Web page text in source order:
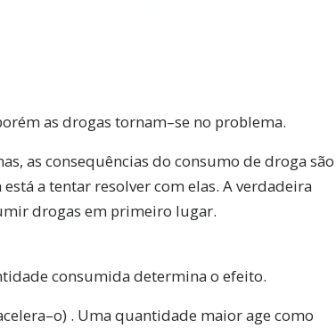
as drogas tornam–se no problema.
as consequências do consumo de droga são
a tentar resolver com elas. A verdadeira
drogas em primeiro lugar.
consumida determina o efeito.
. Uma quantidade maior age como